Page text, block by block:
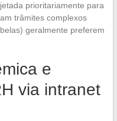
prioritariamente para
trâmites complexos
geralmente preferem
e
via intranet